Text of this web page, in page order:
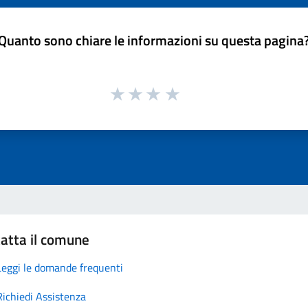
sono chiare le informazioni su questa
il comune
le domande frequenti
Assistenza